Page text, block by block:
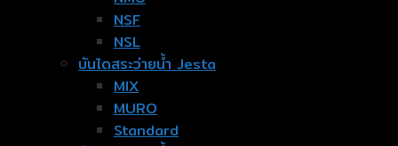
NSF
NSL
บันไดสระว่ายน้ำ Jesta
MIX
MURO
Standard